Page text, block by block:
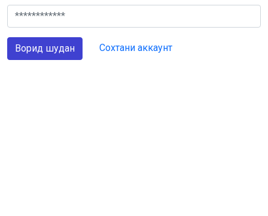
Ворид шудан Сохтани аккаунт